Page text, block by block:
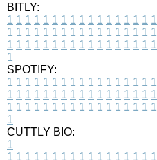
BITLY:
1 1 1 1 1 1 1 1 1 1 1 1 1 1 1 1 1
1 1 1 1 1 1 1 1 1 1 1 1 1 1 1 1 1
1 1 1 1 1 1 1 1 1 1 1 1 1 1 1 1 1
1
SPOTIFY:
1 1 1 1 1 1 1 1 1 1 1 1 1 1 1 1 1
1 1 1 1 1 1 1 1 1 1 1 1 1 1 1 1 1
1 1 1 1 1 1 1 1 1 1 1 1 1 1 1 1 1
1
CUTTLY BIO:
1
1 1 1 1 1 1 1 1 1 1 1 1 1 1 1 1 1